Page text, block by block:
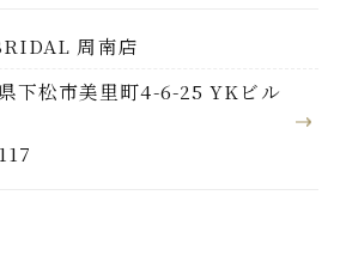
周南店
下松市美里町4-6-25 YKビル